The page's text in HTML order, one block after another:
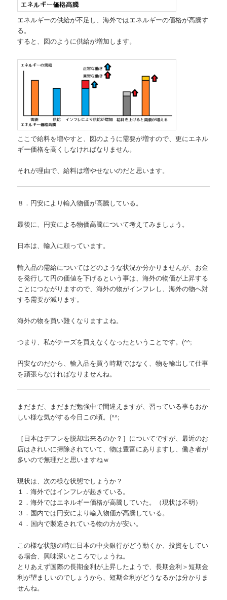
エネルギーの供給が不足し、海外ではエネルギーの価格が高騰す
る。
すると、図のように供給が増加します。
ここで給料を増やすと、図のように需要が増すので、更にエネル
ギー価格を高くしなければなりません。
それが理由で、給料は増やせないのだと思います。
８．円安により輸入物価が高騰している。
最後に、円安による物価高騰について考えてみましょう。
日本は、輸入に頼っています。
輸入品の需給についてはどのような状況か分かりませんが、お金
を発行して円の価値を下げるという事は、海外の物価が上昇する
ことにつながりますので、海外の物がインフレし、海外の物へ対
する需要が減ります。
海外の物を買い難くなりますよね。
つまり、私がチーズを買えなくなったということです。(^^;
円安なのだから、輸入品を買う時期ではなく、物を輸出して仕事
を頑張らなければなりませんね。
まだまだ、まだまだ勉強中で間違えますが、習っている事もおか
しい様な気がする今日この頃。(^^;
［日本はデフレを脱却出来るのか？］についてですが、最近のお
店はきれいに掃除されていて、物は豊富にありますし、働き者が
多いので無理だと思いますねｗ
現状は、次の様な状態でしょうか？
１．海外ではインフレが起きている。
２．海外ではエネルギー価格が高騰していた。（現状は不明）
３．国内では円安により輸入物価が高騰している。
４．国内で製造されている物の方が安い。
この様な状態の時に日本の中央銀行がどう動くか、投資をしてい
る場合、興味深いところでしょうね。
とりあえず国際の長期金利が上昇したようで、長期金利＞短期金
利が望ましいのでしょうから、短期金利がどうなるかは分かりま
せんね。